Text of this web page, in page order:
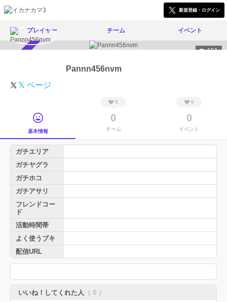
新規登録・ログイン
プレイヤー チーム イベント
151
Pannn456nvm
𝕏 ページ
基本情報
0
0
チーム
0
0
イベント
ガチエリア
ガチヤグラ
ガチホコ
ガチアサリ
フレンドコー
ド
活動時間帯
よく使うブキ
配信URL
いいね！してくれた人 （ 0 ）